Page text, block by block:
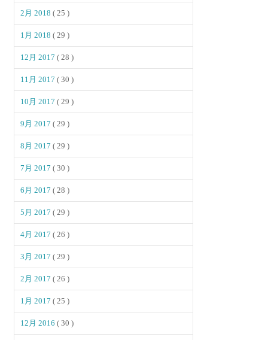
2月 2018( 25 )
1月 2018( 29 )
12月 2017( 28 )
11月 2017( 30 )
10月 2017( 29 )
9月 2017( 29 )
8月 2017( 29 )
7月 2017( 30 )
6月 2017( 28 )
5月 2017( 29 )
4月 2017( 26 )
3月 2017( 29 )
2月 2017( 26 )
1月 2017( 25 )
12月 2016( 30 )